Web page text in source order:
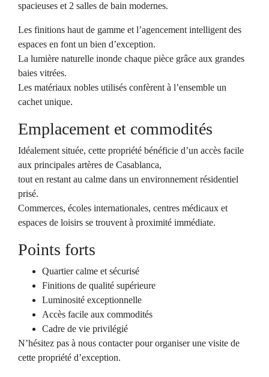
spacieuses et 2 salles de bain modernes.
Les finitions haut de gamme et l’agencement intelligent des
espaces en font un bien d’exception.
La lumière naturelle inonde chaque pièce grâce aux grandes
baies vitrées.
Les matériaux nobles utilisés confèrent à l’ensemble un
cachet unique.
Emplacement et commodités
Idéalement située, cette propriété bénéficie d’un accès facile
aux principales artères de Casablanca,
tout en restant au calme dans un environnement résidentiel
prisé.
Commerces, écoles internationales, centres médicaux et
espaces de loisirs se trouvent à proximité immédiate.
Points forts
Quartier calme et sécurisé
Finitions de qualité supérieure
Luminosité exceptionnelle
Accès facile aux commodités
Cadre de vie privilégié
N’hésitez pas à nous contacter pour organiser une visite de
cette propriété d’exception.